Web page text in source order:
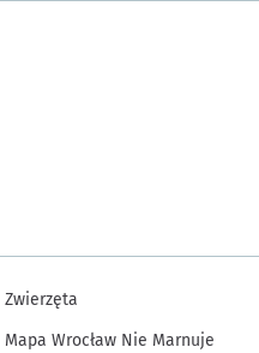
Zwierzęta
Mapa Wrocław Nie Marnuje